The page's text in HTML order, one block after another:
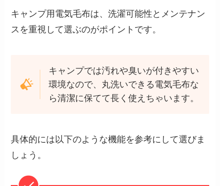
キャンプ用電気毛布は、洗濯可能性とメンテナン
スを重視して選ぶのがポイントです。
キャンプでは汚れや臭いが付きやすい
環境なので、丸洗いできる電気毛布な
ら清潔に保てて長く使えちゃいます。
具体的には以下のような機能を参考にして選びま
しょう。